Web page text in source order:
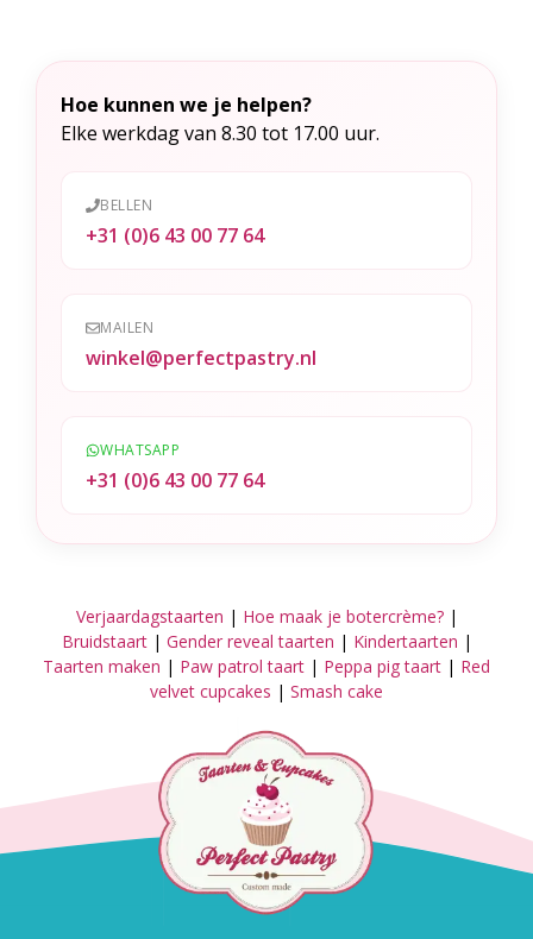
Hoe kunnen we je helpen?
Elke werkdag van 8.30 tot 17.00 uur.
BELLEN
+31 (0)6 43 00 77 64
MAILEN
winkel@perfectpastry.nl
WHATSAPP
+31 (0)6 43 00 77 64
Verjaardagstaarten | Hoe maak je botercrème?|
Bruidstaart| Gender reveal taarten | Kindertaarten |
Taarten maken | Paw patrol taart | Peppa pig taart | Red
velvet cupcakes | Smash cake